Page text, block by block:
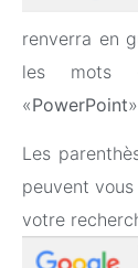
renverra en
les mots
«PowerPoint
Les
peuvent
votre